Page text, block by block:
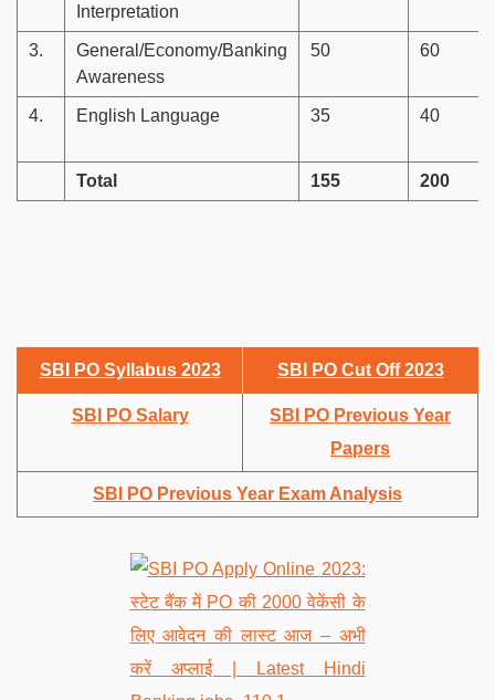
Interpretation
3.
General/Economy/Banking
Awareness
50 60
4. English Language 35 40
Total 155 200
SBI PO Syllabus 2023 SBI PO Cut Off 2023
SBI PO Salary
SBI PO Previous Year
Papers
SBI PO Previous Year Exam Analysis